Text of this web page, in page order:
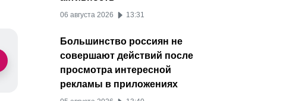
06 августа 2026 13:31
Большинство россиян не
совершают действий после
просмотра интересной
рекламы в приложениях